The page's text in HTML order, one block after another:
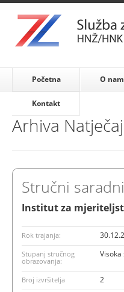
Početna O
Kontakt
Arhiva
Stručni
Institut za
Rok trajanja:
Stupanj stručnog
obrazovanja:
Broj izvršitelja 2